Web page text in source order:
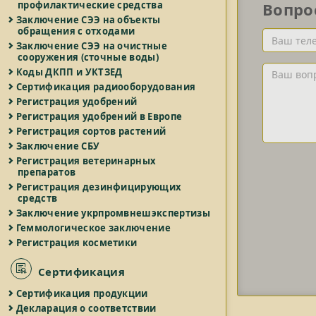
профилактические средства
Заключение СЭЭ на объекты
обращения с отходами
Заключение СЭЭ на очистные
сооружения (сточные воды)
Коды ДКПП и УКТЗЕД
Сертификация радиооборудования
Регистрация удобрений
Регистрация удобрений в Европе
Регистрация сортов растений
Заключение СБУ
Регистрация ветеринарных
препаратов
Регистрация дезинфицирующих
средств
Заключение укрпромвнешэкспертизы
Геммологическое заключение
Регистрация косметики
Сертификация
Сертификация продукции
Декларация о соответствии
Ваш
телефон
и/
или
Ваш
вопрос